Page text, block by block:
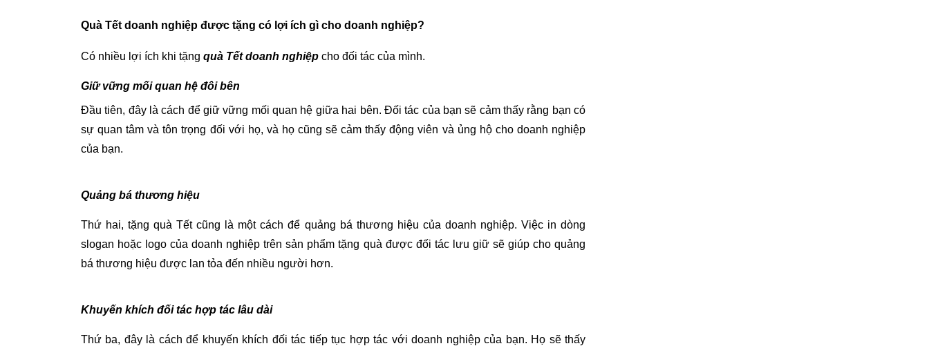
Quà Tết doanh nghiệp được tặng có lợi ích gì cho doanh nghiệp?
Có nhiều lợi ích khi tặng quà Tết doanh nghiệp cho đối tác của mình.
Giữ vững mối quan hệ đôi bên
Đầu tiên, đây là cách để giữ vững mối quan hệ giữa hai bên. Đối tác của bạn sẽ cảm thấy rằng bạn có
sự quan tâm và tôn trọng đối với họ, và họ cũng sẽ cảm thấy động viên và ủng hộ cho doanh nghiệp
của bạn.
Quảng bá thương hiệu
Thứ hai, tặng quà Tết cũng là một cách để quảng bá thương hiệu của doanh nghiệp. Việc in dòng
slogan hoặc logo của doanh nghiệp trên sản phẩm tặng quà được đối tác lưu giữ sẽ giúp cho quảng
bá thương hiệu được lan tỏa đến nhiều người hơn.
Khuyến khích đối tác hợp tác lâu dài
Thứ ba, đây là cách để khuyến khích đối tác tiếp tục hợp tác với doanh nghiệp của bạn. Họ sẽ thấy